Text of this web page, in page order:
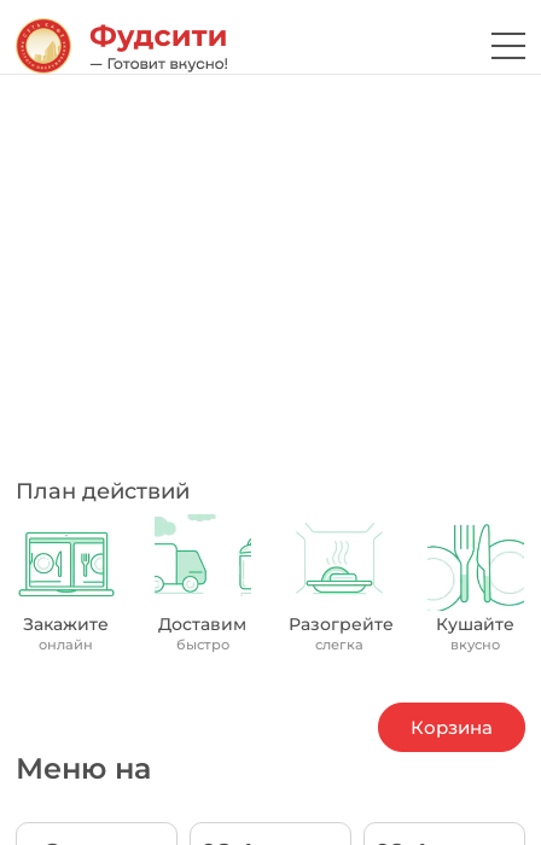
План действий
Закажите
онлайн
Доставим
быстро
Разогрейте
слегка
Кушайте
вкусно
Меню на
Корзина